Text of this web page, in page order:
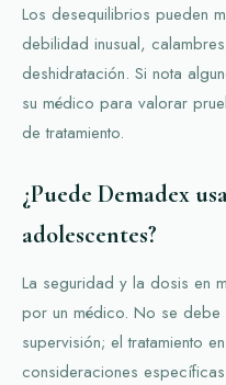
Los desequilibrios pueden
debilidad inusual,
deshidratación. Si nota
su médico para valorar
de tratamiento.
¿Puede Demadex
adolescentes?
La seguridad y la dosis en
por un médico. No se
supervisión; el tratamiento
consideraciones